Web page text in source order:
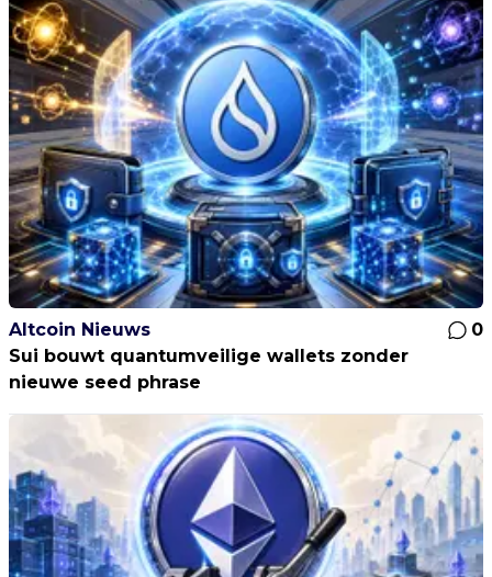
Altcoin Nieuws
0
Sui bouwt quantumveilige wallets zonder
nieuwe seed phrase